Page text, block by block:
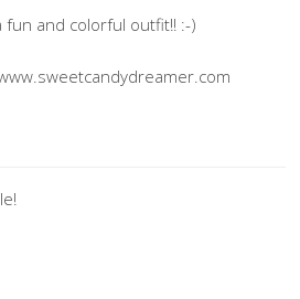
fun and colorful outfit!! :-)